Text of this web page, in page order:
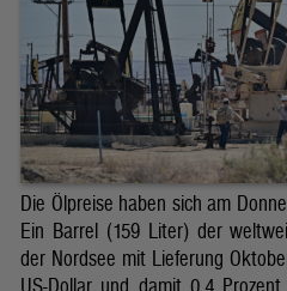
Die Ölpreise haben sich am
Ein Barrel (159 Liter) der
der Nordsee mit Lieferung